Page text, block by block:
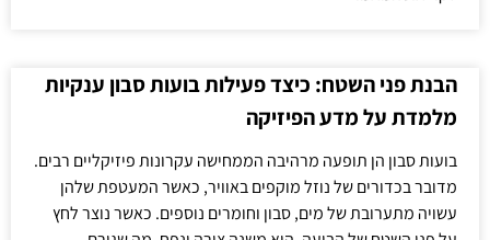
הבנת פני השטח: כיצד פעילות בועות סבון ענקיות
מלמדת על מדע הפיזיקה
בועות סבון הן תופעה מרהיבה הממחישה עקרונות פיזיקליים רבים.
מדובר בכדורים של נוזל מוקפים באוויר, כאשר המעטפת שלהן
עשויה מתערובת של מים, סבון וחומרים נוספים. כאשר נוצר לחץ